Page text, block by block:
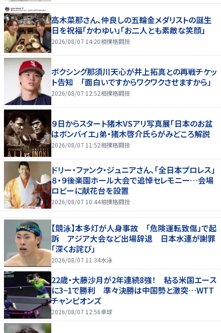
高木菜那さん、仲良しの五輪金メダリストの誕生
日を祝福「かわゆい」「お二人とも素敵な笑顔」
2026/08/07 14:20相撲格闘技
ボクシング那須川天心が井上拓真との再戦チケッ
ト告知 「面白いですからワクワクさせますから」
2026/08/07 12:52相撲格闘技
９日からスタート猪木VSアリ写真展「日本のお盆
はボンバイエ」弟・猪木啓介氏らがみどころ解説
2026/08/07 11:52相撲格闘技
ドリー・ファンク・ジュニアさん、「全日本プロレス」
８・９後楽園ホール大会で追悼セレモニー…会場
ロビーに献花台を設置
2026/08/07 10:44相撲格闘技
【競泳】本多灯が人身事故 「危険運転致傷」で起
訴 アジア大会など出場辞退 日本水連が謝罪
「深くお詫び」
2026/08/07 11:34水泳
22歳・大藤沙月が2年連続8強！ 粘る米国エース
に3−1で勝利 準々決勝は中国勢と激突…WTT
チャンピオンズ
2026/08/07 12:56卓球